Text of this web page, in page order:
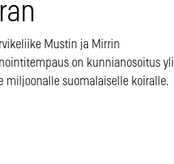
Mustin ja Mirrin
on kunnianosoitus yli
miljoonalle suomalaiselle koiralle.